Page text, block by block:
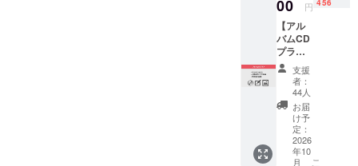
クレ
ジット
名が不
適切と
された
場合は
アカウ
ント名
の掲載
となり
ます。
限定の
活動報
告ブロ
グにも
ご招待
しま
す。他
にクラ
ウド
ファン
ディン
グ特典
としま
してワ
コンピ3
す。発
色の良
い印刷
で美し
い仕上
がりで
す。 限
定の活
動報告
ブログ
にご招
待しま
00 円 456
【アル
バムCD
プラ
ン】 国
内工場
でプレ
スした
豪華CD
ブック
レット
入りCD
支援
者：
44人
お届
け予
定：
2026
年10
月
こ